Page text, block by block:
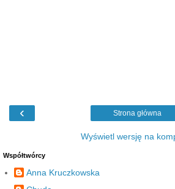
‹ Strona główna
Wyświetl wersję na
Współtwórcy
Anna Kruczkowska